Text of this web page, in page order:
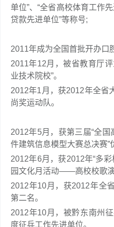
单位”、“全省高校体育工作
贷款先进单位”等称号;
2011年成为全国首批开办口
2011年12月，被省教育厅
业技术院校”。
2012年1月，获2012年全省
尚奖运动队。
2012年5月，获第三届“全
件建筑信息模型大赛总决赛”
2012年6月，获2012年“多
园文化月活动——高校校歌演
2012年10月，获2012年全
第二名。
2012年10月，被黔东南州
度征兵工作先进单位。